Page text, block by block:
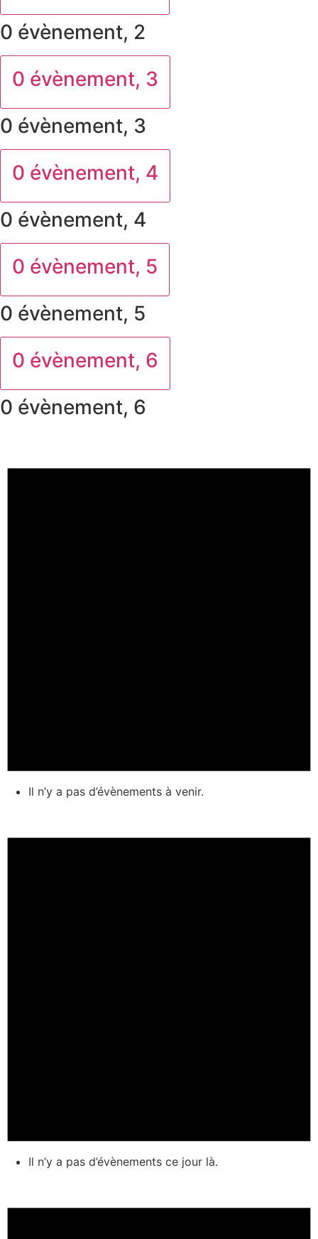
0 évènement, 2
0 évènement, 3
0 évènement, 3
0 évènement, 4
0 évènement, 4
0 évènement, 5
0 évènement, 5
0 évènement, 6
0 évènement, 6
Il n’y a pas d’évènements à venir.
Il n’y a pas d’évènements ce jour là.